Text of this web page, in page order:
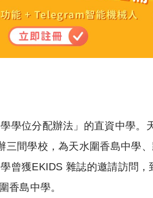
學位分配辦法」的直資中學。
三間學校，為天水圍香島中學
曾獲EKIDS 雜誌的邀請訪問
香島中學。